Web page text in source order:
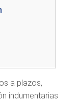
a plazos,
indumentarias